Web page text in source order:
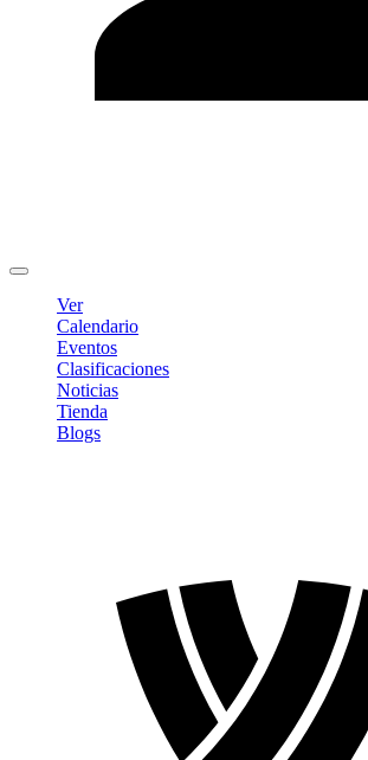
Ver
Calendario
Eventos
Clasificaciones
Noticias
Tienda
Blogs